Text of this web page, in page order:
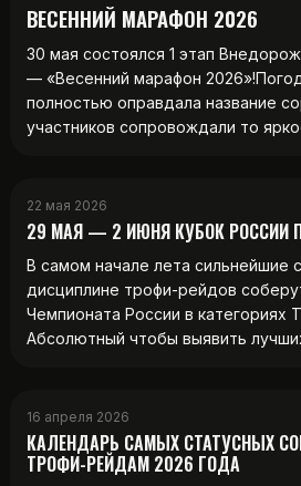
ВЕСЕННИЙ МАРАФОН 2026
30 мая состоялся 1 этап
— «Весенний марафон
полностью оправдала название
участников сопровождали то
22 мая 2026
29 МАЯ — 2 ИЮНЯ КУБОК РОССИИ
В самом начале лета сильнейшие
дисциплине трофи-рейдов
Чемпионата России в категориях
Абсолютный чтобы выявить
16 апреля 2026
КАЛЕНДАРЬ САМЫХ СТАТУСНЫХ
ТРОФИ-РЕЙДАМ 2026 ГОДА